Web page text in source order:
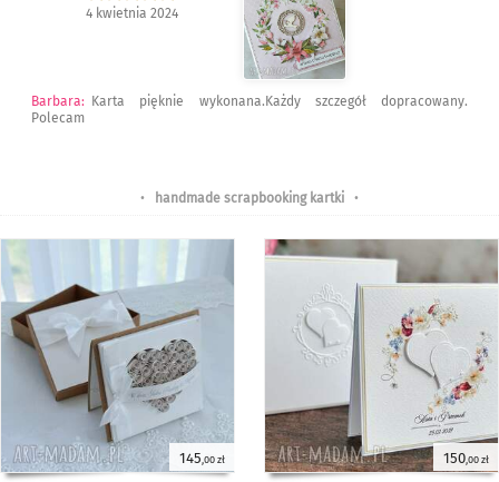
4 kwietnia 2024
Barbara:
Karta pięknie wykonana.Każdy szczegół dopracowany.
Polecam
• handmade scrapbooking kartki •
145 ,00 zł 150,00 zł